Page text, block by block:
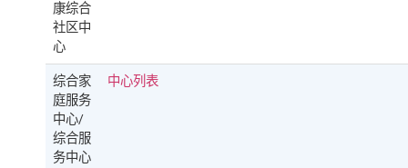
康综合
社区中
心
综合家
庭服务
中心/
综合服
务中心
中心列表